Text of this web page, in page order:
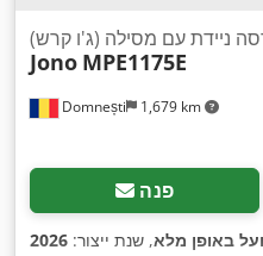
Domnești 1,679 km
ניידת עם מסילה (ג'ו קרש)
Jono MPE1175E
פנה
באופן מלא, שנת ייצור: 2026